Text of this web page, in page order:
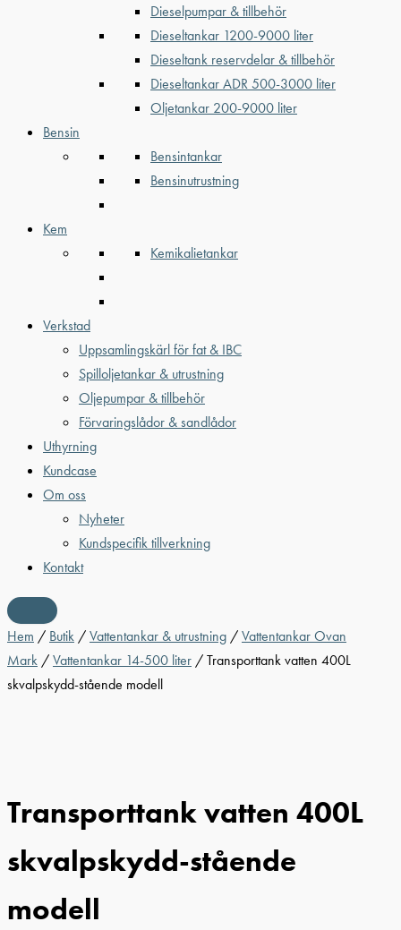
Dieselpumpar & tillbehör
Dieseltankar 1200-9000 liter
Dieseltank reservdelar & tillbehör
Dieseltankar ADR 500-3000 liter
Oljetankar 200-9000 liter
Bensin
Bensintankar
Bensinutrustning
Kem
Kemikalietankar
Verkstad
Uppsamlingskärl för fat & IBC
Spilloljetankar & utrustning
Oljepumpar & tillbehör
Förvaringslådor & sandlådor
Uthyrning
Kundcase
Om oss
Nyheter
Kundspecifik tillverkning
Kontakt
Hem / Butik /Vattentankar & utrustning /Vattentankar Ovan
Mark /Vattentankar 14-500 liter / Transporttank vatten 400L
skvalpskydd-stående modell
Transporttank vatten 400L
skvalpskydd-stående
modell